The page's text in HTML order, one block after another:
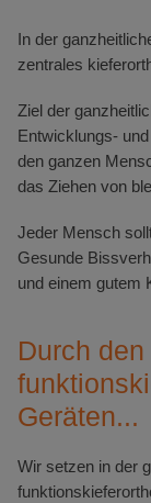
In der
zentrales
Ziel der
Entwicklungs-
den ganzen
das Ziehen von
Jeder Mensch
Gesunde
und einem gutem
Durch
Geräten...
Wir setzen in der